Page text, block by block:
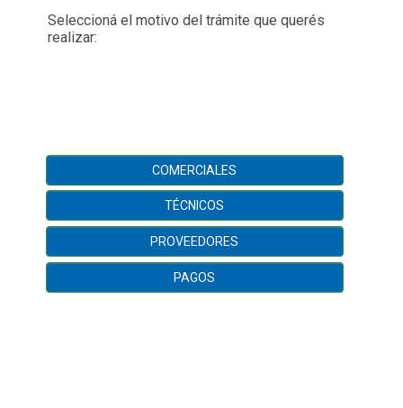
Seleccioná el motivo del trámite que querés
realizar:
COMERCIALES
TÉCNICOS
PROVEEDORES
PAGOS